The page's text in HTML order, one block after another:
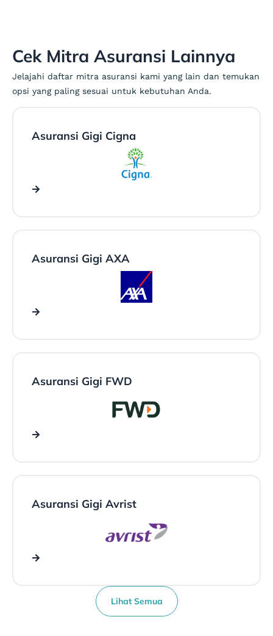
Cek Mitra Asuransi Lainnya
Jelajahi daftar mitra asuransi kami yang lain dan temukan
opsi yang paling sesuai untuk kebutuhan Anda.
Lihat Semua
Asuransi Gigi Cigna
Asuransi Gigi AXA
Asuransi Gigi FWD
Asuransi Gigi Avrist